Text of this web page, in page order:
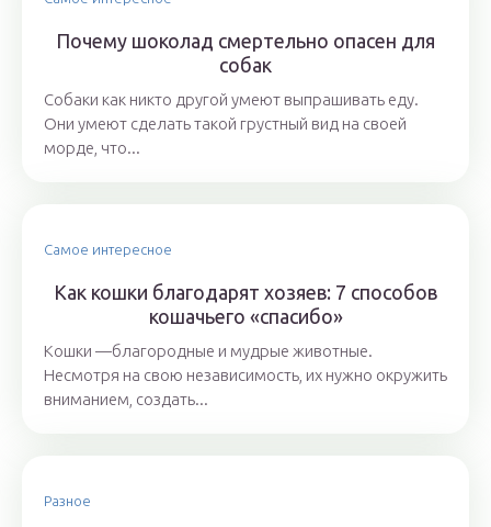
Почему шоколад смертельно опасен для
собак
Собаки как никто другой умеют выпрашивать еду.
Они умеют сделать такой грустный вид на своей
морде, что...
Самое интересное
Как кошки благодарят хозяев: 7 способов
кошачьего «спасибо»
Кошки —благородные и мудрые животные.
Несмотря на свою независимость, их нужно окружить
вниманием, создать...
Разное